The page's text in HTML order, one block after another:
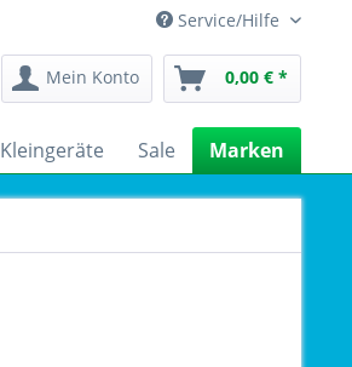
Service/Hilfe
Mein Konto 0,00 € *
Kleingeräte Sale Marken